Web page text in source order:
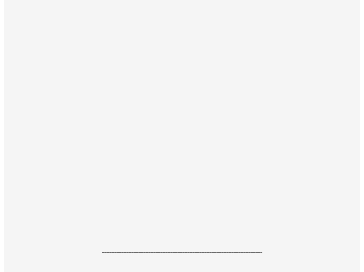
------------------------------------------------------------------